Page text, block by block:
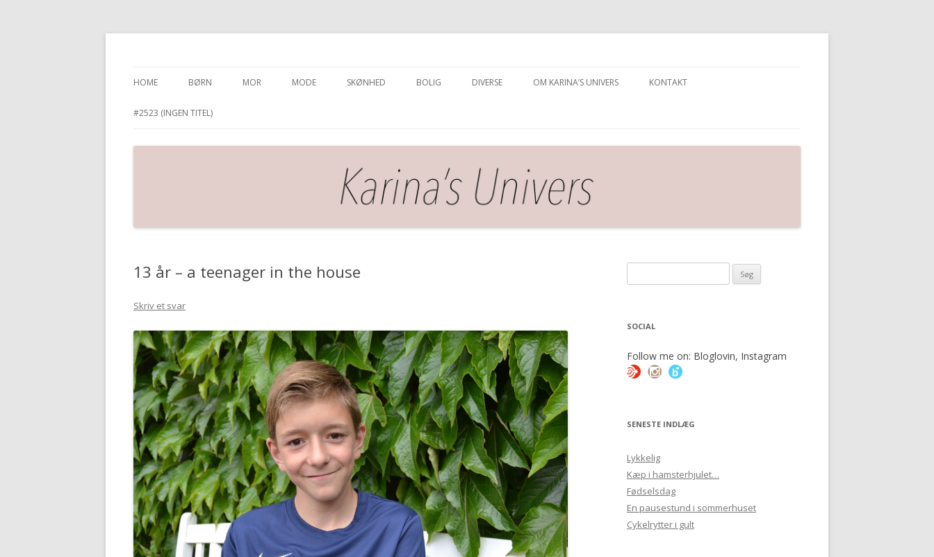
til
HOME BØRN MOR MODE SKØNHED BOLIG DIVERSE OM KARINA’S UNIVERS KONTAKT
#2523 (INGEN TITEL)
13 år – a teenager in the house
Skriv et svar
efter:
SOCIAL
Follow me on: Bloglovin, Instagram
SENESTE INDLÆG
Lykkelig
Kæp i hamsterhjulet…
Fødselsdag
En pausestund i sommerhuset
Cykelrytter i gult